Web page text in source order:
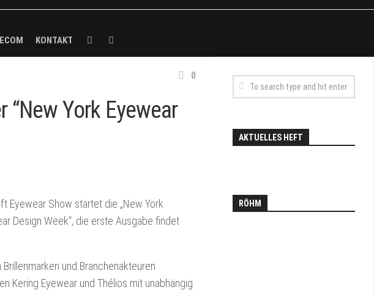
KONTAKT
0
York Eyewear
Eyewear Show startet die „New York
Design Week“, die erste Ausgabe findet
und Branchenakteuren
Kering Eyewear und Thélios mit unabhängig
AKTUELLES HEFT
RÖHM